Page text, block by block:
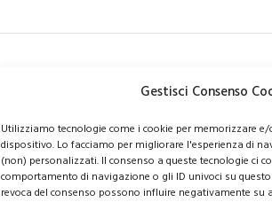
Gestisci Consenso
Utilizziamo tecnologie come i cookie per memorizzare
dispositivo. Lo facciamo per migliorare l'esperienza di
(non) personalizzati. Il consenso a queste tecnologie ci
comportamento di navigazione o gli ID univoci su
revoca del consenso possono influire negativamente su